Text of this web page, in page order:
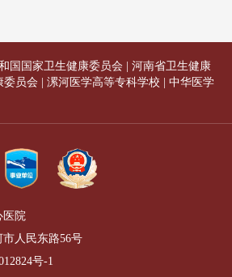
国国家卫生健康委员会
河南省卫生健康
委员会 漯河医学高等专科学校
中华医学
医院
人民东路56号
号-1